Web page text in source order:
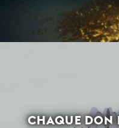
CHAQUE DON